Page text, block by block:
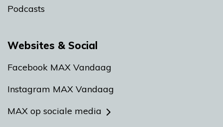
Podcasts
Websites & Social
Facebook MAX Vandaag
Instagram MAX Vandaag
MAX op sociale media